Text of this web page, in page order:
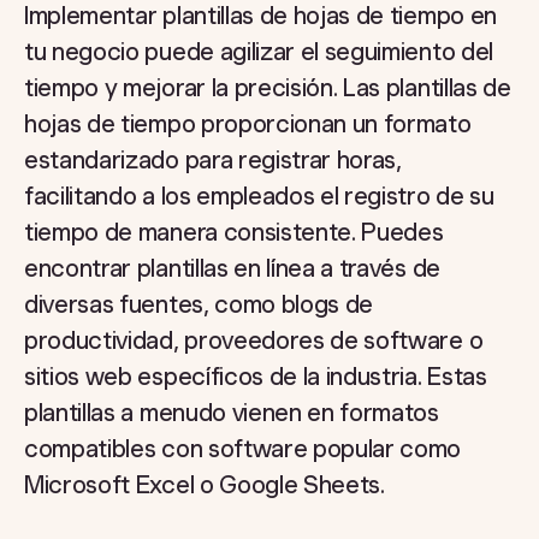
Implementar plantillas de hojas de tiempo en
tu negocio puede agilizar el seguimiento del
tiempo y mejorar la precisión. Las plantillas de
hojas de tiempo proporcionan un formato
estandarizado para registrar horas,
facilitando a los empleados el registro de su
tiempo de manera consistente. Puedes
encontrar plantillas en línea a través de
diversas fuentes, como blogs de
productividad, proveedores de software o
sitios web específicos de la industria. Estas
plantillas a menudo vienen en formatos
compatibles con software popular como
Microsoft Excel o Google Sheets.